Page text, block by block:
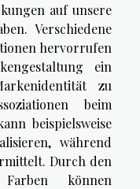
auf unsere
Verschiedene
hervorrufen
ein
zu
beim
beispielsweise
während
Durch den
können